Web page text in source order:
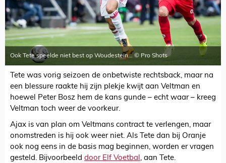
Ook Tete speelde niet best op Woudestein... © Pro Shots
Tete was vorig seizoen de onbetwiste rechtsback, maar na
een blessure raakte hij zijn plekje kwijt aan Veltman en
hoewel Peter Bosz hem de kans gunde – echt waar – kreeg
Veltman toch weer de voorkeur.
Ajax is van plan om Veltmans contract te verlengen, maar
onomstreden is hij ook weer niet. Als Tete dan bij Oranje
ook nog eens in de basis mag beginnen, worden er vragen
gesteld. Bijvoorbeeld door Elf Voetbal, aan Tete.